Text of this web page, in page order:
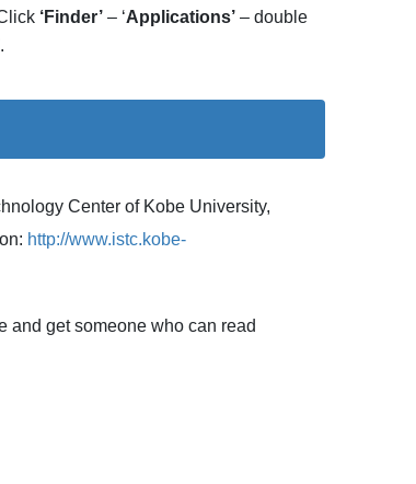
‘Finder’ – ‘Applications’ – double
.
Center of Kobe University,
http://www.istc.kobe-
and get someone who can read